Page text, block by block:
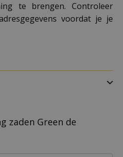
te brengen. Controleer
voordat je je
zaden Green de